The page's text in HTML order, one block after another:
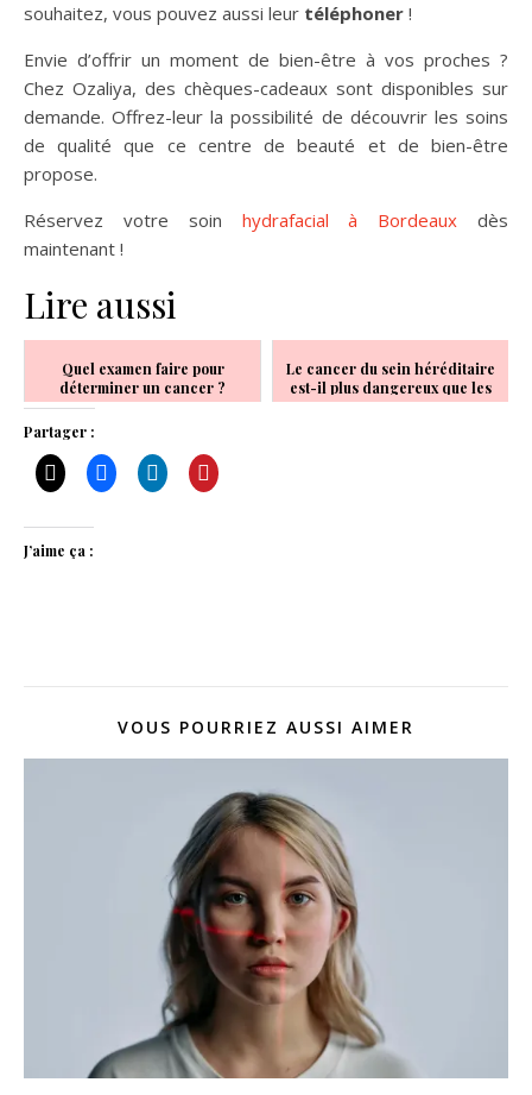
souhaitez, vous pouvez aussi leur téléphoner !
Envie d’offrir un moment de bien-être à vos proches ?
Chez Ozaliya, des chèques-cadeaux sont disponibles sur
demande. Offrez-leur la possibilité de découvrir les soins
de qualité que ce centre de beauté et de bien-être
propose.
Réservez votre soin hydrafacial à Bordeaux dès
maintenant !
Lire aussi
Quel examen faire pour
déterminer un cancer ?
Le cancer du sein héréditaire
est-il plus dangereux que les
autres ?
Partager :
J’aime ça :
VOUS POURRIEZ AUSSI AIMER